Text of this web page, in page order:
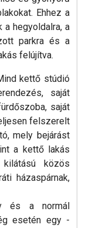
Ehhez a
hegyoldalra, a
parkra és a
felújítva.
kettő stúdió
saját
saját
felszerelt
mely bejárást
a kettő lakás
közös
házaspárnak,
és a normál
esetén egy -